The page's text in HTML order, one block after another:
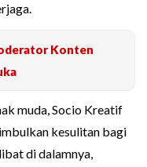
Konten
muda, Socio Kreatif
kesulitan bagi
di dalamnya,